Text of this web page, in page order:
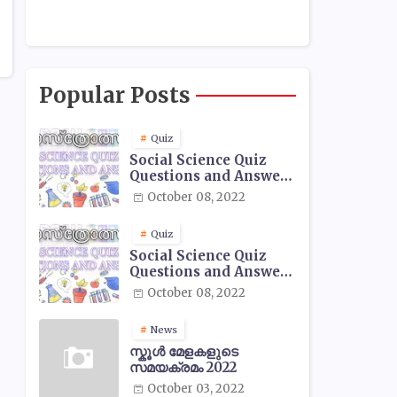
Popular Posts
Quiz
Social Science Quiz
Questions and Answers
- 01October 08, 2022
Quiz
Social Science Quiz
Questions and Answers
- 02October 08, 2022
News
സ്കൂൾ മേളകളുടെ
സമയക്രമം 2022
October 03, 2022